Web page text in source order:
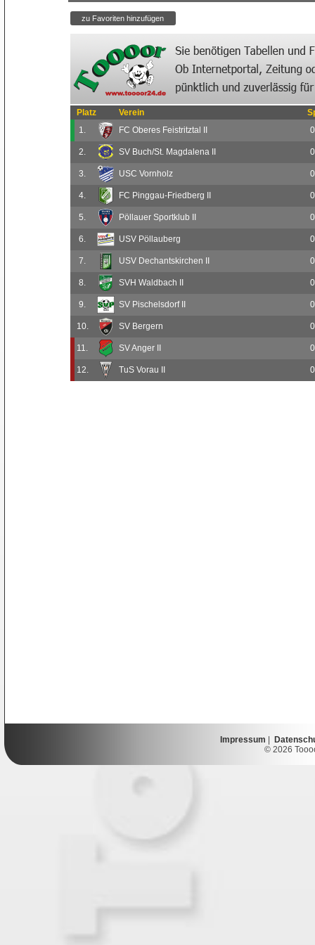
Platz Verein
1.
FC Oberes Feistritztal II 0
2. SV Buch/St. Magdalena II 0
3. USC Vornholz 0
4. FC Pinggau-Friedberg II 0
5. Pöllauer Sportklub II 0
6. USV Pöllauberg 0
7. USV Dechantskirchen II 0
8. SVH Waldbach II 0
9. SV Pischelsdorf II 0
10. SV Bergern 0
11. SV Anger II 0
12. TuS Vorau II 0
Impressum
© 2026